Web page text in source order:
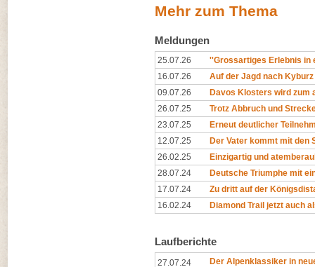
Mehr zum Thema
Meldungen
25.07.26
''Grossartiges Erlebnis in
16.07.26
Auf der Jagd nach
09.07.26
Davos Klosters wird zum
26.07.25
Trotz Abbruch und
23.07.25
Erneut deutlicher
12.07.25
Der Vater kommt mit den
26.02.25
Einzigartig und
28.07.24
Deutsche Triumphe mit
17.07.24
Zu dritt auf der
16.02.24
Diamond Trail jetzt auch
Laufberichte
27.07.24 Der Alpenklassiker in